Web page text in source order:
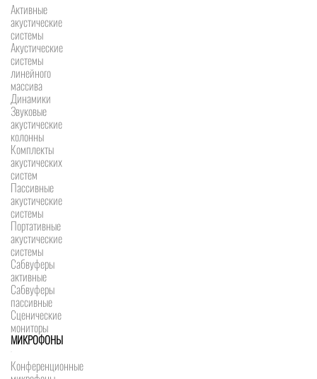
Активные
акустические
системы
Акустические
системы
линейного
массива
Динамики
Звуковые
акустические
колонны
Комплекты
акустических
систем
Пассивные
акустические
системы
Портативные
акустические
системы
Сабвуферы
активные
Сабвуферы
пассивные
Сценические
мониторы
МИКРОФОНЫ
Конференционные